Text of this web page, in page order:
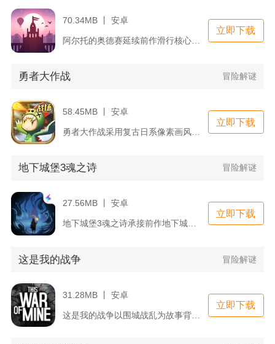
70.34MB 丨 安卓
阿尔托的奥德赛延续前作滑行核心玩法，将冒险场景从雪原切换至层...
立即下载
勇者大作战 冒险解谜
58.45MB 丨 安卓
勇者大作战采用复古日系像素画风打造放置冒险内容，以海量勇者收...
立即下载
地下城堡3魂之诗 冒险解谜
27.56MB 丨 安卓
地下城堡3魂之诗承接前作地下城堡2的暗黑地牢世界观，玩家化身...
立即下载
这是我的战争 冒险解谜
31.28MB 丨 安卓
这是我的战争以围城战乱为故事背景，摒弃传统战争游戏士兵作战视...
立即下载